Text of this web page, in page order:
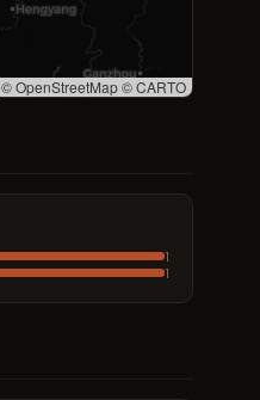
© OpenStreetMap © CARTO
1
1